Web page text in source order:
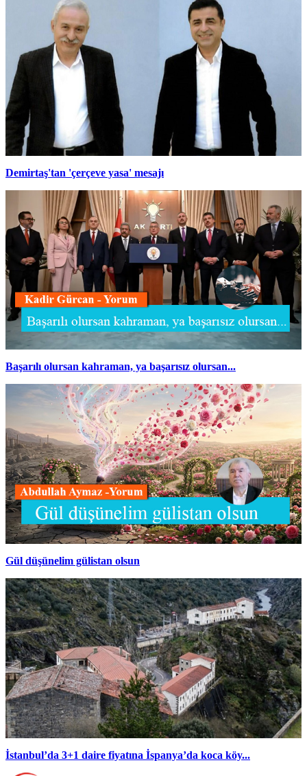
Demirtaş'tan 'çerçeve yasa' mesajı
Başarılı olursan kahraman, ya başarısız olursan...
Gül düşünelim gülistan olsun
İstanbul’da 3+1 daire fiyatına İspanya’da koca köy...